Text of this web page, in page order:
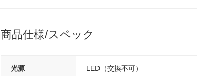
商品仕様/スペック
光源 LED（交換不可）